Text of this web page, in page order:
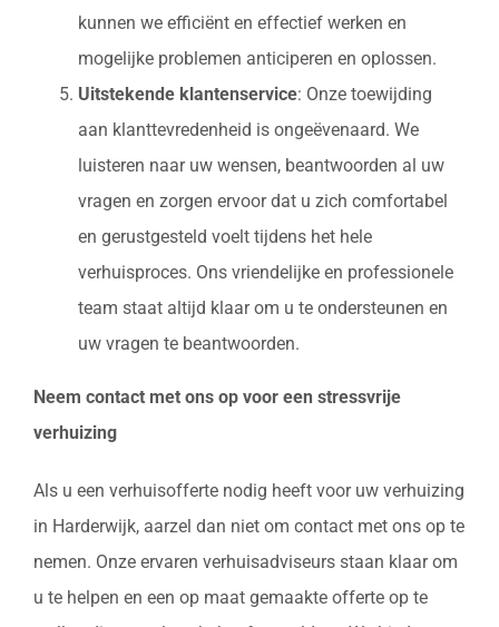
kunnen we efficiënt en effectief werken en
mogelijke problemen anticiperen en oplossen.
Uitstekende klantenservice: Onze toewijding
aan klanttevredenheid is ongeëvenaard. We
luisteren naar uw wensen, beantwoorden al uw
vragen en zorgen ervoor dat u zich comfortabel
en gerustgesteld voelt tijdens het hele
verhuisproces. Ons vriendelijke en professionele
team staat altijd klaar om u te ondersteunen en
uw vragen te beantwoorden.
Neem contact met ons op voor een stressvrije
verhuizing
Als u een verhuisofferte nodig heeft voor uw verhuizing
in Harderwijk, aarzel dan niet om contact met ons op te
nemen. Onze ervaren verhuisadviseurs staan klaar om
u te helpen en een op maat gemaakte offerte op te